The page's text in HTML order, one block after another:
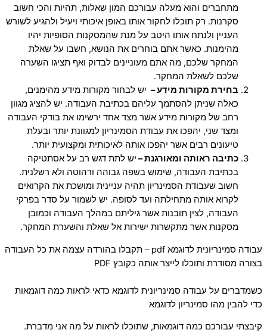
מתחברים והוא מעלה עבורכם המון שאלות, תהיות והכי חשוב
סקרנות. רק תוכלו לחקור אותו באופן איכותי ויעיל ולהגיע לשורש
העניין ולנתח אותו היטב על מנת שהמסקנות הסופיות יהיו
מהימנות. כאשר אתם בוחרים את הנושא, חשבו על שאלת
המחקר שלכם, מה אתם מעוניינים לבדוק ואף תציגו השערה
שלכם לשאלת המחקר.
בחירת מקורות מידע– יש לבחור מקורות מידע מהימנים,
כאלה שניתן להסתמך עליהם בכתיבת העבודה. יש להציג מגוון
רחב של מקורות מידע אשר מצד אחד ירשימו את בודקי העבודה
ומצד שני, יהפכו את עבודת הסמינריון למגוונת יותר ובעלת
טיעונים רבים אשר יהפכו אותה לאיכותית ומקצועית יותר.
כתיבה ראותה ומאורגנת– יש לתת דגש רב על אסתטיקה
בכתיבת העבודה, שימוש בשפה גבוהה ורהוטה ולא רשלנית.
חשוב שעבודת הסמינריון תהיה עניינית ומושכת את הקרואים
לקרוא אותה מתחילתה ועד לסופה. יש לשמור על סדר בפרקי
העבודה, לצין תובנות אשר גיליתם במהלך העבודה וכמובן
מסקנות אשר מתקשרות ישירות אל שאלת והשערת המחקר.
עבודה סמינריונית לדוגמא pdf – תקבלו בהורדה עצמה את כל העבודה
בצורה מסודרת ותוכלו לייצר אותה כקובץ PDF
כשמדברים על עבודה סמינריונית לדוגמא כדאי לראות כמה דוגמאות
כדי להבין מהו סמינריון לדוגמא
קיבצתי עבורכם כמה דוגמאות, שתוכלו לראות על מה אני מדברת.